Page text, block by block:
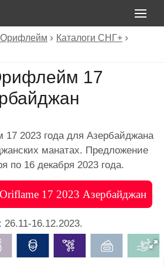
Орифлейм
Каталоги СНГ+
17
2023 года для Азербайджана
манатах. Предложение
по 16 декабря 2023 года.
17 2023 Азербайджан
26.11-16.12.2023.